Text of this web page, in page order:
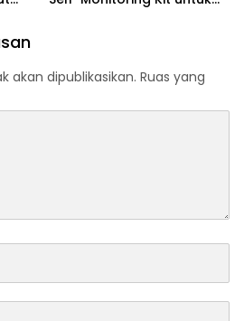
AI
akan dipublikasikan. Ruas yang